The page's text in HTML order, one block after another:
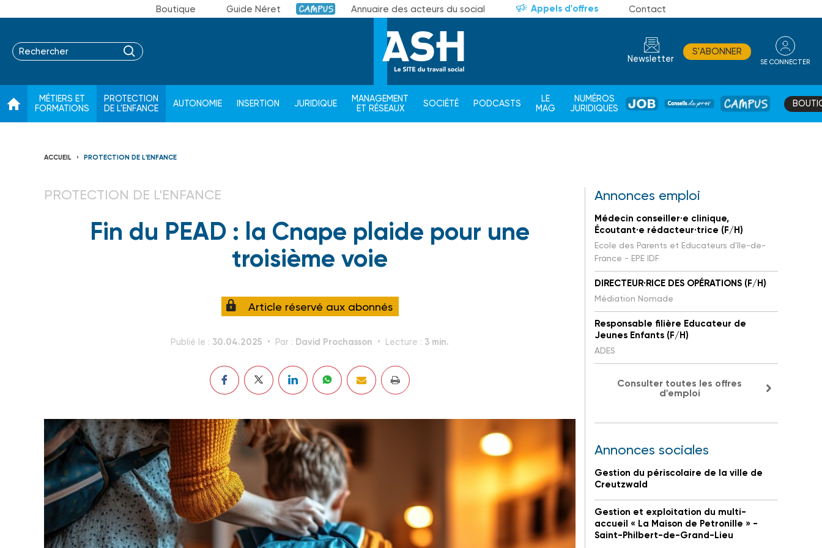
Boutique Guide Néret Campus Annuaire des acteurs du social Appels d'offres Contact
Newsletter
S'ABONNER
SE CONNECTER
MÉTIERS ET
FORMATIONS
PROTECTION
DE L'ENFANCE
AUTONOMIE INSERTION JURIDIQUE
MANAGEMENT
ET RÉSEAUX
SOCIÉTÉ PODCASTS
LE
MAG
NUMÉROS
JURIDIQUES
JOB
DE
CAMPUS
ACCUEIL PROTECTION DE L'ENFANCE
PROTECTION DE L'ENFANCE
Fin du PEAD : la Cnape plaide pour une
troisième voie
Article réservé aux abonnés
Publié le : 30.04.2025 Par : David Prochasson Lecture : 3 min.
Annonces emploi
Médecin conseiller·e clinique,
Écoutant·e rédacteur·trice (F/H)
Ecole des Parents et Educateurs d'Ile-de-
France - EPE IDF
DIRECTEUR·RICE DES OPÉRATIONS (F/H)
Médiation Nomade
Responsable filière Educateur de
Jeunes Enfants (F/H)
ADES
Consulter toutes les offres
d'emploi
Annonces sociales
Gestion du périscolaire de la ville de
Creutzwald
Gestion et exploitation du multi-
accueil « La Maison de Petronille » -
Saint-Philbert-de-Grand-Lieu